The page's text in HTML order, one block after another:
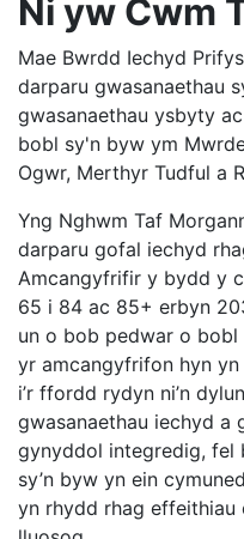
Ni yw Cwm
Mae Bwrdd Iechyd
darparu gwasanaethau
gwasanaethau ysbyty
bobl sy'n byw ym
Ogwr, Merthyr Tudful a
Yng Nghwm Taf
darparu gofal iechyd
Amcangyfrifir y bydd y
65 i 84 ac 85+ erbyn
un o bob pedwar o
yr amcangyfrifon hyn
i’r ffordd rydyn ni’n
gwasanaethau iechyd a
gynyddol integredig, fel
sy’n byw yn ein
yn rhydd rhag